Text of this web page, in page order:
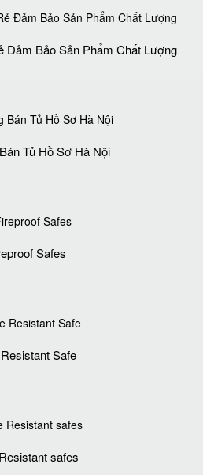
Đảm Bảo Sản Phẩm Chất Lượng‎
Tủ Hồ Sơ Hà Nội
Safes
Safe
safes